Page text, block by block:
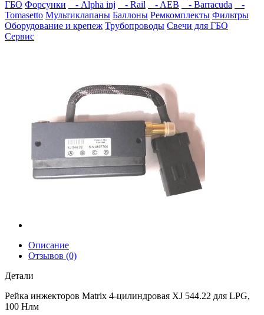
ГБО Форсунки - Alpha inj - Rail - AEB - Barracuda
-
Tomasetto Мультиклапаны Баллоны Ремкомплекты Фильтры
Оборудование и крепеж Трубопроводы Свечи для ГБО
Сервис
Описание
Отзывов (0)
Детали
Рейка инжекторов Matrix 4-цилиндровая XJ 544.22 для LPG,
100 Нлм